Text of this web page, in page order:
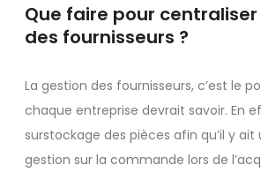
Que faire pour
des fournisseurs ?
La gestion des fournisseurs, c’est le
chaque entreprise devrait savoir. En
surstockage des pièces afin qu’il y ait
gestion sur la commande lors de